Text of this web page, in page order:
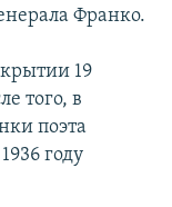
Франко.
19
того, в
поэта
году